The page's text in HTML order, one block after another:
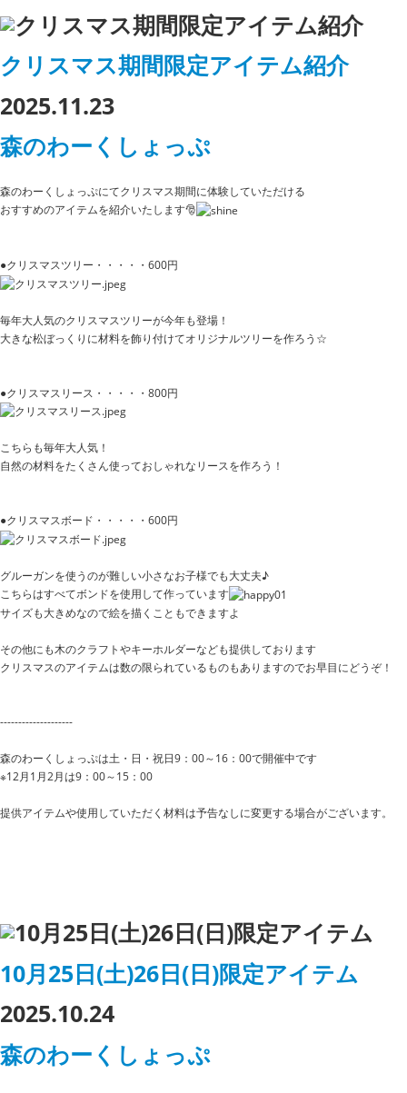
クリスマス期間限定アイテム紹介
2025.11.23
森のわーくしょっぷ
森のわーくしょっぷにてクリスマス期間に体験していただける
おすすめのアイテムを紹介いたします🎅
●クリスマスツリー・・・・・600円
毎年大人気のクリスマスツリーが今年も登場！
大きな松ぼっくりに材料を飾り付けてオリジナルツリーを作ろう☆
●クリスマスリース・・・・・800円
こちらも毎年大人気！
自然の材料をたくさん使っておしゃれなリースを作ろう！
●クリスマスボード・・・・・600円
グルーガンを使うのが難しい小さなお子様でも大丈夫♪
こちらはすべてボンドを使用して作っています
サイズも大きめなので絵を描くこともできますよ
その他にも木のクラフトやキーホルダーなども提供しております
クリスマスのアイテムは数の限られているものもありますのでお早目にどうぞ！
--------------------
森のわーくしょっぷは土・日・祝日9：00～16：00で開催中です
※12月1月2月は9：00～15：00
提供アイテムや使用していただく材料は予告なしに変更する場合がございます。
10月25日(土)26日(日)限定アイテム
2025.10.24
森のわーくしょっぷ